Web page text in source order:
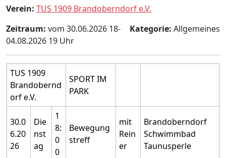
Verein: TUS 1909 Brandoberndorf e.V.
Kategorie: Allgemeines
Zeitraum: vom 30.06.2026 18-
04.08.2026 19 Uhr
TUS 1909
Brandobernd
orf e.V.
SPORT IM
PARK
30.0
6.20
26
Die
nst
ag
1
8:
0
0
Bewegung
streff
mit
Rein
er
Brandoberndorf
Schwimmbad
Taunusperle